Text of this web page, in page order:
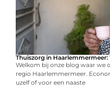
Thuiszorg in Haarlemmermeer:
Welkom bij onze blog waar we
regio Haarlemmermeer.
uzelf of voor een naaste